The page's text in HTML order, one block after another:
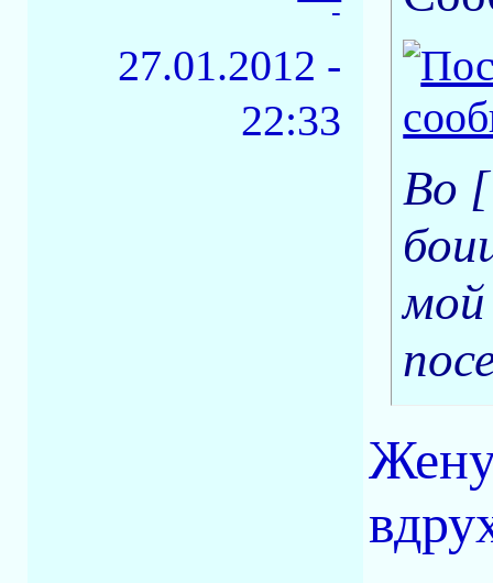
-
27.01.2012 -
22:33
Во
Жену